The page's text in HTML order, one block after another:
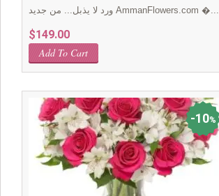
ورد لا يذبل... من جديد AmmanFlowers.com �...
$149.00
Add To Cart
10%